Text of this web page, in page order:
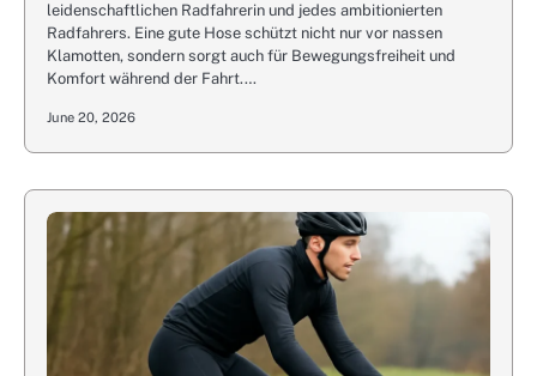
leidenschaftlichen Radfahrerin und jedes ambitionierten
Radfahrers. Eine gute Hose schützt nicht nur vor nassen
Klamotten, sondern sorgt auch für Bewegungsfreiheit und
Komfort während der Fahrt.…
June 20, 2026